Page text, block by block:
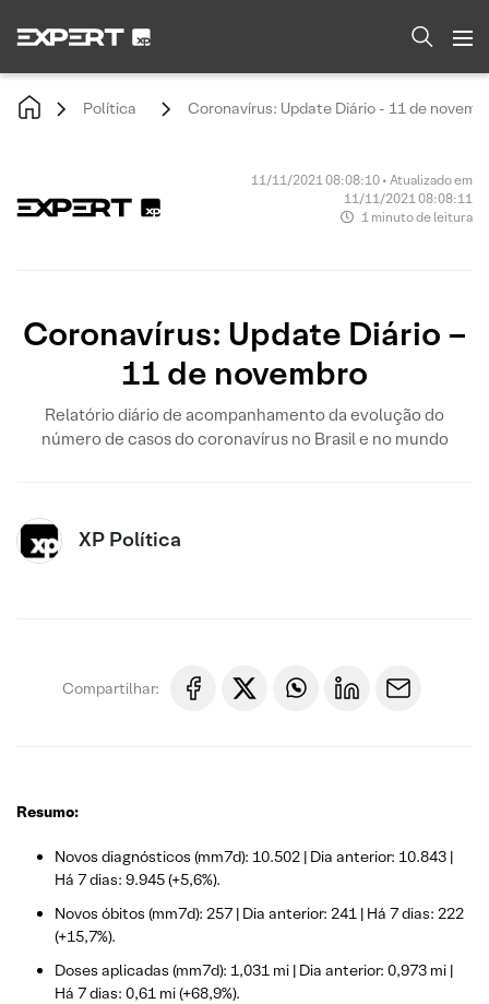
Política Coronavírus: Update Diário - 11 de
11/11/2021 08:08:10 • Atualizado em
11/11/2021 08:08:11
1 minuto de leitura
Coronavírus: Update Diário –
11 de novembro
Relatório diário de acompanhamento da evolução do
número de casos do coronavírus no Brasil e no mundo
XP Política
Compartilhar:
Resumo:
Novos diagnósticos (mm7d): 10.502 | Dia anterior: 10.843 |
Há 7 dias: 9.945 (+5,6%).
Novos óbitos (mm7d): 257 | Dia anterior: 241 | Há 7 dias: 222
(+15,7%).
Doses aplicadas (mm7d): 1,031 mi | Dia anterior: 0,973 mi |
Há 7 dias: 0,61 mi (+68,9%).